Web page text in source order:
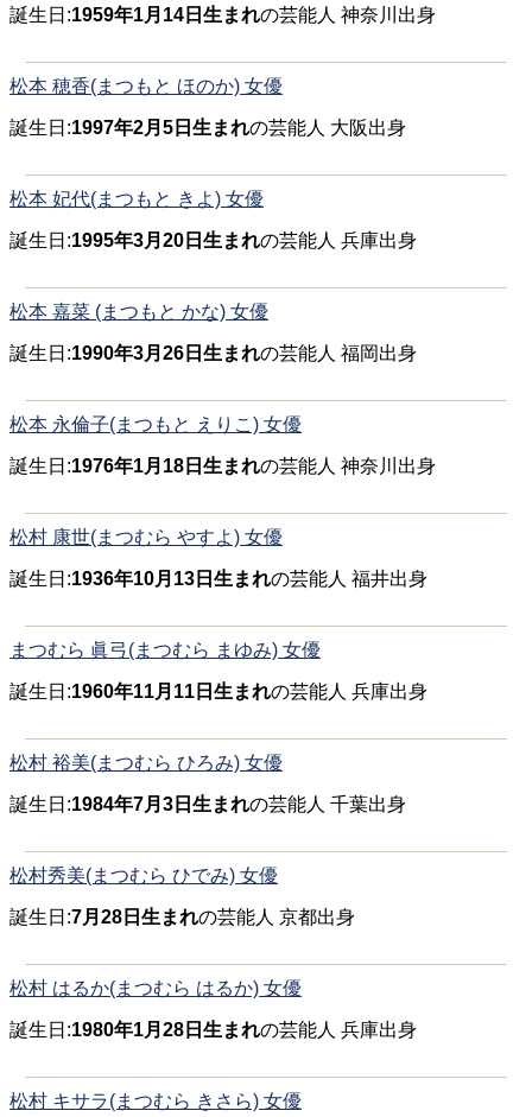
誕生日:1959年1月14日生まれの芸能人 神奈川出身
松本 穂香(まつもと ほのか) 女優
誕生日:1997年2月5日生まれの芸能人 大阪出身
松本 妃代(まつもと きよ) 女優
誕生日:1995年3月20日生まれの芸能人 兵庫出身
松本 嘉菜 (まつもと かな) 女優
誕生日:1990年3月26日生まれの芸能人 福岡出身
松本 永倫子(まつもと えりこ) 女優
誕生日:1976年1月18日生まれの芸能人 神奈川出身
松村 康世(まつむら やすよ) 女優
誕生日:1936年10月13日生まれの芸能人 福井出身
まつむら 眞弓(まつむら まゆみ) 女優
誕生日:1960年11月11日生まれの芸能人 兵庫出身
松村 裕美(まつむら ひろみ) 女優
誕生日:1984年7月3日生まれの芸能人 千葉出身
松村秀美(まつむら ひでみ) 女優
誕生日:7月28日生まれの芸能人 京都出身
松村 はるか(まつむら はるか) 女優
誕生日:1980年1月28日生まれの芸能人 兵庫出身
松村 キサラ(まつむら きさら) 女優